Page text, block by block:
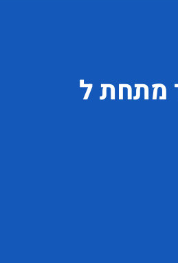
מתחת ל